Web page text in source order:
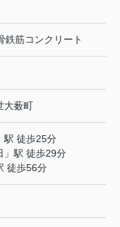
筋コンクリート
大薮町
駅 徒歩25分
」駅 徒歩29分
徒歩56分